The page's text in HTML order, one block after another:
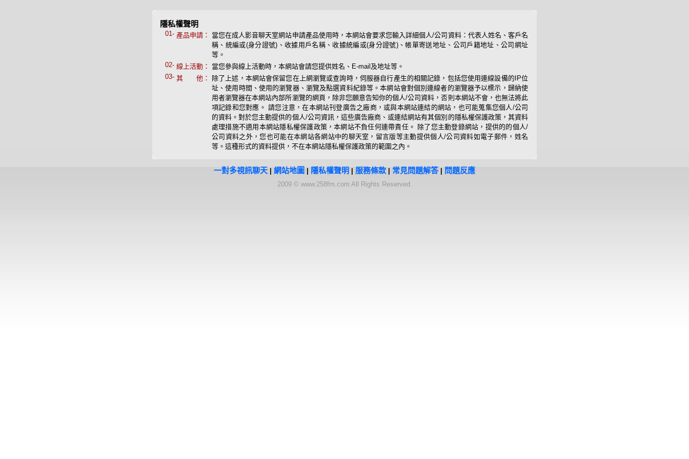
隱私權聲明
01- 產品申請：
當您在成人影音聊天室網站申請產品使用時，本網站會要求您輸入詳細個人/公司資料：代表人姓名、客戶名
稱、統編或(身分證號)、收據用戶名稱、收據統編或(身分證號)、帳單寄送地址、公司戶籍地址、公司網址
等。
02- 線上活動：
當您參與線上活動時，本網站會請您提供姓名、E-mail及地址等。
03- 其 他：
除了上述，本網站會保留您在上網瀏覽或查詢時，伺服器自行產生的相關記錄，包括您使用連線設備的IP位
址、使用時間、使用的瀏覽器、瀏覽及點選資料紀錄等。本網站會對個別連線者的瀏覽器予以標示，歸納使
用者瀏覽器在本網站內部所瀏覽的網頁，除非您願意告知你的個人/公司資料，否則本網站不會，也無法將此
項記錄和您對應。 請您注意，在本網站刊登廣告之廠商，或與本網站連結的網站，也可能蒐集您個人/公司
的資料。對於您主動提供的個人/公司資訊，這些廣告廠商、或連結網站有其個別的隱私權保護政策，其資料
處理措施不適用本網站隱私權保護政策，本網站不負任何連帶責任。 除了您主動登錄網站，提供的的個人/
公司資料之外，您也可能在本網站各網站中的聊天室，留言版等主動提供個人/公司資料如電子郵件，姓名
等。這種形式的資料提供，不在本網站隱私權保護政策的範圍之內。
一對多視訊聊天 網站地圖 隱私權聲明 服務條款 常見問題解答 問題反應
2009 © www.258fm.com All Rights Reserved.